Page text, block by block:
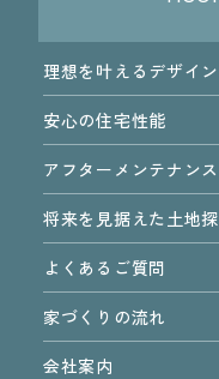
理想を叶えるデザイン
安心の住宅性能
アフターメンテナン
将来を見据えた土地
よくあるご質問
家づくりの流れ
会社案内